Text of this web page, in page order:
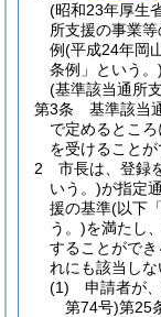
(昭和23年厚生
所支援の事業
例(平成24年岡
条例」という。)
(基準該当通所
第3条
基準該当
で定めるとこ
を受けることが
2
市長は、登録
いう。)が指定
援の基準(以下
う。)を満たし
することができ
れにも該当しな
(1)
申請者が
第74号)第25